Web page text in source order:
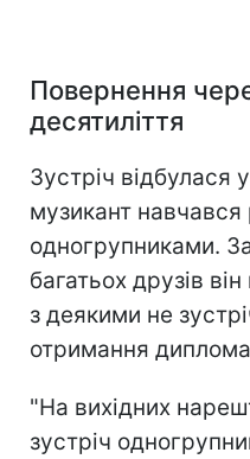
Повернення
десятиліття
Зустріч відбулася
музикант навчався
одногрупниками.
багатьох друзів
з деякими не
отримання
"На вихідних
зустріч